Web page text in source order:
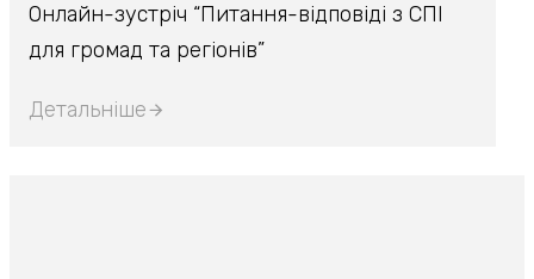
Онлайн-зустріч “Питання-відповіді з СПІ
для громад та регіонів”
Детальніше